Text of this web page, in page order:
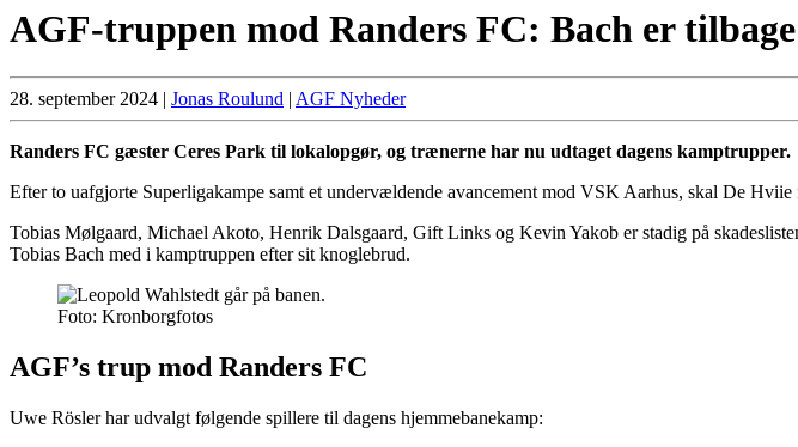
AGF-truppen mod Randers FC: Bach er tilbage
28. september 2024 | Jonas Roulund | AGF Nyheder
Randers FC gæster Ceres Park til lokalopgør, og trænerne har nu udtaget dagens kamptrupper.
Efter to uafgjorte Superligakampe samt et undervældende avancement mod VSK Aarhus, skal De
Tobias Mølgaard, Michael Akoto, Henrik Dalsgaard, Gift Links og Kevin Yakob er stadig på
Tobias Bach med i kamptruppen efter sit knoglebrud.
Foto: Kronborgfotos
AGF’s trup mod Randers FC
Uwe Rösler har udvalgt følgende spillere til dagens hjemmebanekamp: